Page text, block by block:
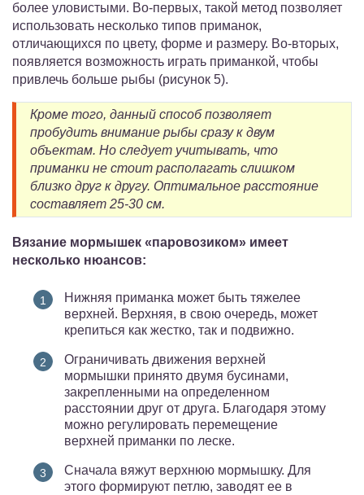
более уловистыми. Во-первых, такой метод позволяет
использовать несколько типов приманок,
отличающихся по цвету, форме и размеру. Во-вторых,
появляется возможность играть приманкой, чтобы
привлечь больше рыбы (рисунок 5).
Кроме того, данный способ позволяет
пробудить внимание рыбы сразу к двум
объектам. Но следует учитывать, что
приманки не стоит располагать слишком
близко друг к другу. Оптимальное расстояние
составляет 25-30 см.
Вязание мормышек «паровозиком» имеет
несколько нюансов:
Нижняя приманка может быть тяжелее
верхней. Верхняя, в свою очередь, может
крепиться как жестко, так и подвижно.
Ограничивать движения верхней
мормышки принято двумя бусинами,
закрепленными на определенном
расстоянии друг от друга. Благодаря этому
можно регулировать перемещение
верхней приманки по леске.
Сначала вяжут верхнюю мормышку. Для
этого формируют петлю, заводят ее в